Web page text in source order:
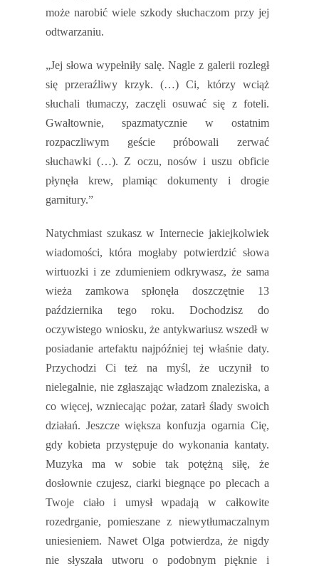
może narobić wiele szkody słuchaczom przy jej
odtwarzaniu.
„Jej słowa wypełniły salę. Nagle z galerii rozległ
się przeraźliwy krzyk. (…) Ci, którzy wciąż
słuchali tłumaczy, zaczęli osuwać się z foteli.
Gwałtownie, spazmatycznie w ostatnim
rozpaczliwym geście próbowali zerwać
słuchawki (…). Z oczu, nosów i uszu obficie
płynęła krew, plamiąc dokumenty i drogie
garnitury.”
Natychmiast szukasz w Internecie jakiejkolwiek
wiadomości, która mogłaby potwierdzić słowa
wirtuozki i ze zdumieniem odkrywasz, że sama
wieża zamkowa spłonęła doszczętnie 13
października tego roku. Dochodzisz do
oczywistego wniosku, że antykwariusz wszedł w
posiadanie artefaktu najpóźniej tej właśnie daty.
Przychodzi Ci też na myśl, że uczynił to
nielegalnie, nie zgłaszając władzom znaleziska, a
co więcej, wzniecając pożar, zatarł ślady swoich
działań. Jeszcze większa konfuzja ogarnia Cię,
gdy kobieta przystępuje do wykonania kantaty.
Muzyka ma w sobie tak potężną siłę, że
dosłownie czujesz, ciarki biegnące po plecach a
Twoje ciało i umysł wpadają w całkowite
rozedrganie, pomieszane z niewytłumaczalnym
uniesieniem. Nawet Olga potwierdza, że nigdy
nie słyszała utworu o podobnym pięknie i